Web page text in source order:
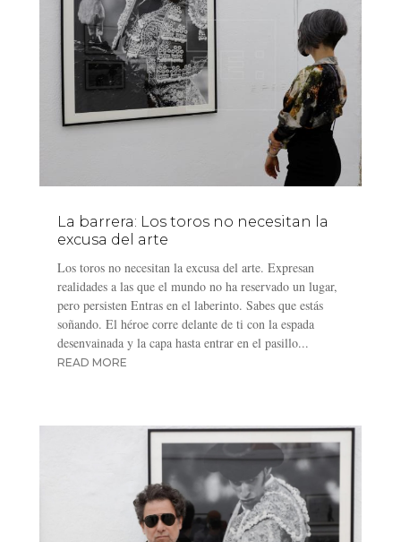
La barrera: Los toros no necesitan la
excusa del arte
Los toros no necesitan la excusa del arte. Expresan
realidades a las que el mundo no ha reservado un lugar,
pero persisten Entras en el laberinto. Sabes que estás
soñando. El héroe corre delante de ti con la espada
desenvainada y la capa hasta entrar en el pasillo...
READ MORE